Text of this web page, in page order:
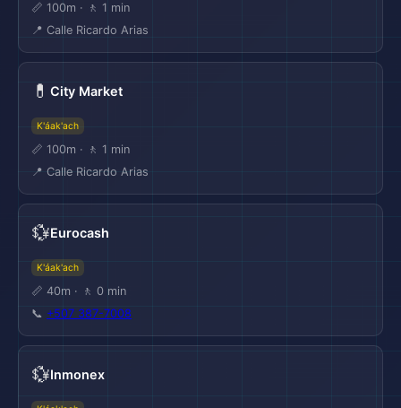
📏 100m · 🚶 1 min
📍 Calle Ricardo Arias
💊 City Market
K'áak'ach
📏 100m · 🚶 1 min
📍 Calle Ricardo Arias
💱Eurocash
K'áak'ach
📏 40m · 🚶 0 min
📞 +507 387-7008
💱Inmonex